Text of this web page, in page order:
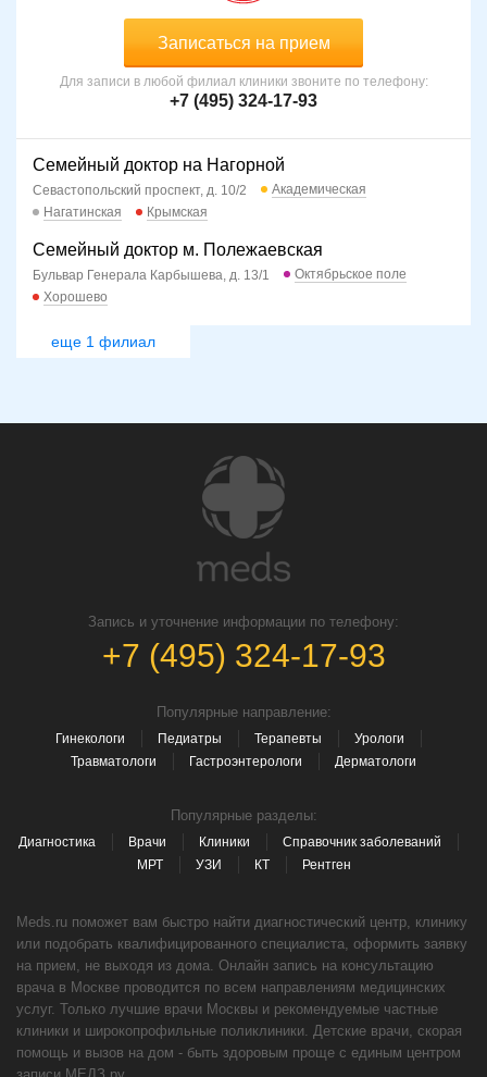
Записаться на прием
Для записи в любой филиал клиники звоните по телефону:
+7 (495) 324-17-93
Семейный доктор на Нагорной
Севастопольский проспект, д. 10/2
Академическая
Нагатинская
Крымская
Семейный доктор м. Полежаевская
Бульвар Генерала Карбышева, д. 13/1
Октябрьское поле
Хорошево
еще 1 филиал
Запись и уточнение информации по телефону:
+7 (495) 324-17-93
Популярные направление:
Гинекологи Педиатры Терапевты
Урологи
Травматологи
Гастроэнтерологи Дерматологи
Популярные разделы:
Диагностика Врачи Клиники
Справочник заболеваний
МРТ
УЗИ КТ Рентген
Meds.ru поможет вам быстро найти диагностический центр, клинику
или подобрать квалифицированного специалиста, оформить заявку
на прием, не выходя из дома. Онлайн запись на консультацию
врача в Москве проводится по всем направлениям медицинских
услуг. Только лучшие врачи Москвы и рекомендуемые частные
клиники и широкопрофильные поликлиники. Детские врачи, скорая
помощь и вызов на дом - быть здоровым проще с единым центром